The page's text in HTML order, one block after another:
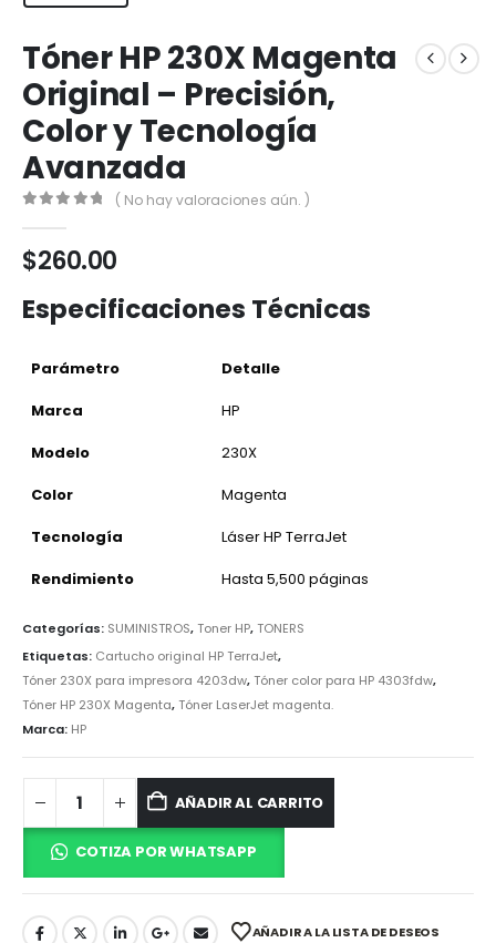
Tóner HP 230X Magenta
Original – Precisión,
Color y Tecnología
Avanzada
( No hay valoraciones aún. )
$260.00
Especificaciones Técnicas
Parámetro
Detalle
Marca
HP
Modelo
230X
Color
Magenta
Tecnología
Láser HP TerraJet
Rendimiento
Hasta 5,500 páginas
Categorías: SUMINISTROS,Toner HP,TONERS
Etiquetas: Cartucho original HP TerraJet,
Tóner 230X para impresora 4203dw,Tóner color para HP 4303fdw,
Tóner HP 230X Magenta,Tóner LaserJet magenta.
Marca: HP
AÑADIR AL CARRITO
COTIZA POR WHATSAPP
AÑADIR A LA LISTA DE DESEOS